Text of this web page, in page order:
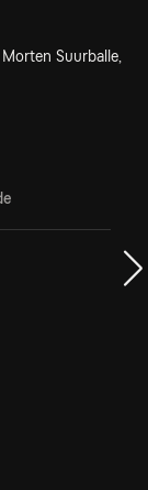
Suurballe,